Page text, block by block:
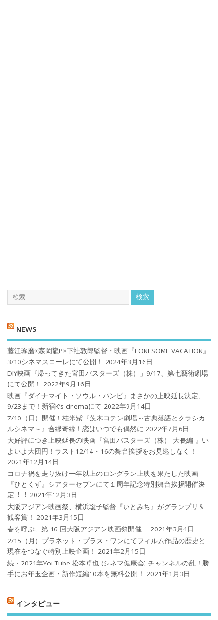
NEWS
藤江琢磨×森岡龍P×下社敦郎監督・映画『LONESOME VACATION』
3/10シネマスコーレにて公開！
2024年3月16日
DIY映画『帰ってきた宮田バスターズ（株）」9/17、第七藝術劇場
にて公開！
2022年9月16日
映画『ダイナマイト・ソウル・バンビ』まさかの上映延長決定、
9/23まで！新宿K’s cinemaにて 2022年9月14日
7/10（日）開催！桂米紫『茨木コテン劇場～古典落語とクラシカ
ルシネマ～』合縁奇縁！恋はいつでも偶然に 2022年7月6日
大好評につき上映延長の映画『宮田バスターズ（株）-大長編-』い
よいよ大団円！ラスト12/14・16の舞台挨拶をお見逃しなく！
2021年12月14日
コロナ禍を⾛り抜け⼀年以上のロングラン上映を果たした映画
『ひとくず』シアターセブンにて１周年記念特別舞台挨拶開催決
定︕︕ 2021年12月3日
大阪アジアン映画祭、横浜聡子監督『いとみち』がグランプリ＆
観客賞！
2021年3月15日
春を呼ぶ、第 16 回大阪アジアン映画祭開催！
2021年3月4日
2/15（月）プラネット・プラス・ワンにてフィルム作品の歴史と
現在をつなぐ特別上映企画！
2021年2月15日
続・2021年YouTube 松本卓也 (シネマ健康会) チャンネルの乱！勝
手にお年玉企画・新作短編10本を無料公開！
2021年1月3日
インタビュー